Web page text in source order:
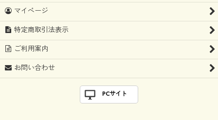
マイページ
特定商取引法表示
ご利用案内
お問い合わせ
PCサイト